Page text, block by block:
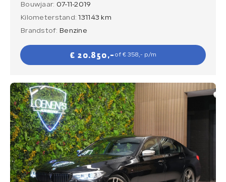
Bouwjaar: 07-11-2019
Kilometerstand:131143 km
Brandstof: Benzine
€ 20.850,- of € 358,- p/m